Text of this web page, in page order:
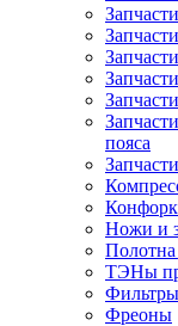
пояса
Ножи и
ТЭНы
Фреоны